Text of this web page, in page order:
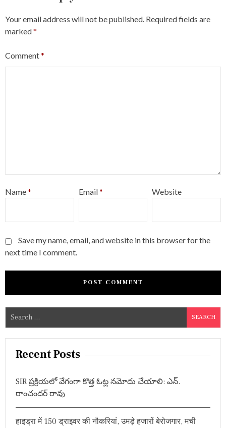
Your email address will not be published. Required fields are
marked*
Comment*
Name* Email* Website
Save my name, email, and website in this browser for the
next time I comment.
e
a
Recent Posts
SIR ప్రక్రియలో వేగంగా కొత్త ఓట్ల నమోదు చేయాలి: ఎన్.
రాంచందర్ రావు
हाइड्रा में 150 ड्राइवर की नौकरियां, उमड़े हजारों बेरोजगार, मची